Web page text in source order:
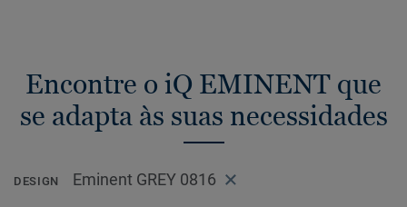
Encontre o iQ EMINENT que
se adapta às suas necessidades
DESIGN Eminent GREY 0816